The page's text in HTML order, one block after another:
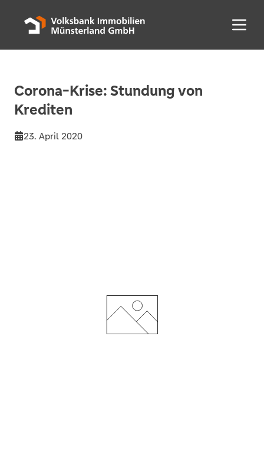
Menü
Corona-Krise: Stundung von
Krediten
23. April 2020